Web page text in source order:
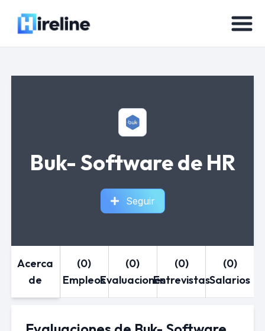
Buk- Software de HR
Seguir
Acerca
de
(0)
Empleos
(0)
Evaluaciones
(0)
Entrevistas
(0)
Salarios